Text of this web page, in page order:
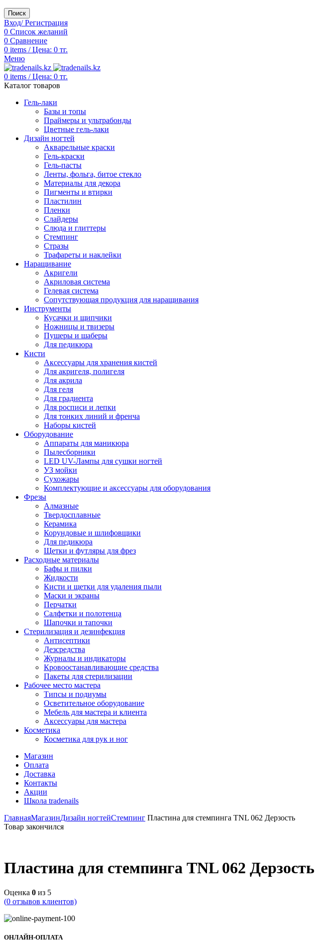
Поиск
Вход/ Регистрация
0 Список желаний
0 Сравнение
0 items / Цена: 0 тг.
Меню
0 items / Цена: 0 тг.
Каталог товаров
Гель-лаки
Базы и топы
Праймеры и ультрабонды
Цветные гель-лаки
Дизайн ногтей
Акварельные краски
Гель-краски
Гель-пасты
Ленты, фольга, битое стекло
Материалы для декора
Пигменты и втирки
Пластилин
Пленки
Слайдеры
Слюда и глиттеры
Стемпинг
Стразы
Трафареты и наклейки
Наращивание
Акригели
Акриловая система
Гелевая система
Сопутствующая продукция для наращивания
Инструменты
Кусачки и щипчики
Ножницы и твизеры
Пушеры и шаберы
Для педикюра
Кисти
Аксессуары для хранения кистей
Для акригеля, полигеля
Для акрила
Для геля
Для градиента
Для росписи и лепки
Для тонких линий и френча
Наборы кистей
Оборудование
Аппараты для маникюра
Пылесборники
LED UV-Лампы для сушки ногтей
УЗ мойки
Сухожары
Комплектующие и аксессуары для оборудования
Фрезы
Алмазные
Твердосплавные
Керамика
Корундовые и шлифовщики
Для педикюра
Щетки и футляры для фрез
Расходные материалы
Бафы и пилки
Жидкости
Кисти и щетки для удаления пыли
Маски и экраны
Перчатки
Салфетки и полотенца
Шапочки и тапочки
Стерилизация и дезинфекция
Антисептики
Дезсредства
Журналы и индикаторы
Кровоостанавливающие средства
Пакеты для стерилизации
Рабочее место мастера
Типсы и подиумы
Осветительное оборудование
Мебель для мастера и клиента
Аксессуары для мастера
Косметика
Косметика для рук и ног
Магазин
Оплата
Доставка
Контакты
Акции
Школа tradenails
ГлавнаяМагазинДизайн ногтейСтемпинг Пластина для стемпинга TNL 062 Дерзость
Товар закончился
Пластина для стемпинга TNL 062 Дерзость
Оценка 0 из 5
(0 отзывов клиентов)
ОНЛАЙН-ОПЛАТА